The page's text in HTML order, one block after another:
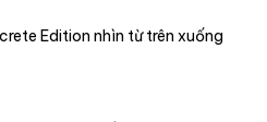
Edition nhìn từ trên xuống